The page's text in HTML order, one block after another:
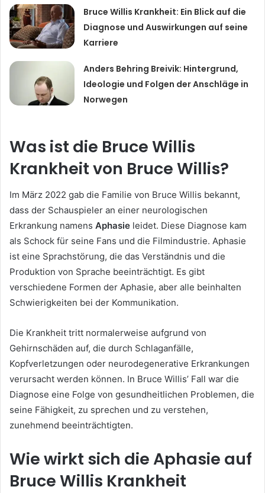
Bruce Willis Krankheit: Ein Blick auf die
Diagnose und Auswirkungen auf seine
Karriere
Anders Behring Breivik: Hintergrund,
Ideologie und Folgen der Anschläge in
Norwegen
Was ist die Bruce Willis
Krankheit von Bruce Willis?
Im März 2022 gab die Familie von Bruce Willis bekannt,
dass der Schauspieler an einer neurologischen
Erkrankung namens Aphasie leidet. Diese Diagnose kam
als Schock für seine Fans und die Filmindustrie. Aphasie
ist eine Sprachstörung, die das Verständnis und die
Produktion von Sprache beeinträchtigt. Es gibt
verschiedene Formen der Aphasie, aber alle beinhalten
Schwierigkeiten bei der Kommunikation.
Die Krankheit tritt normalerweise aufgrund von
Gehirnschäden auf, die durch Schlaganfälle,
Kopfverletzungen oder neurodegenerative Erkrankungen
verursacht werden können. In Bruce Willis’ Fall war die
Diagnose eine Folge von gesundheitlichen Problemen, die
seine Fähigkeit, zu sprechen und zu verstehen,
zunehmend beeinträchtigten.
Wie wirkt sich die Aphasie auf
Bruce Willis Krankheit